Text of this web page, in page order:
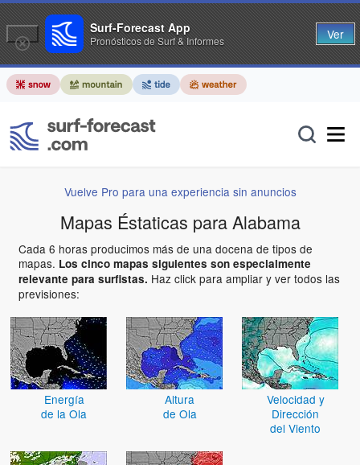
Vuelve Pro para una experiencia sin anuncios
Mapas Éstaticas para Alabama
Cada 6 horas producimos más de una docena de tipos de
mapas. Los cinco mapas siguientes son especialmente
relevante para surfistas. Haz click para ampliar y ver todos las
previsiones:
Energía
de la Ola
Altura
de Ola
Velocidad y
Dirección
del Viento
Surf-Forecast App
Pronósticos de Surf & Informes Ver